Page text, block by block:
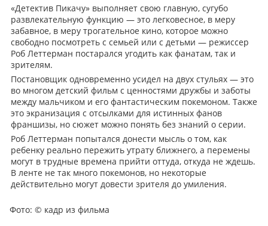
«Детектив Пикачу» выполняет свою главную, сугубо
развлекательную функцию — это легковесное, в меру
забавное, в меру трогательное кино, которое можно
свободно посмотреть с семьей или с детьми — режиссер
Роб Леттерман постарался угодить как фанатам, так и
зрителям.
Постановщик одновременно усидел на двух стульях — это
во многом детский фильм с ценностями дружбы и заботы
между мальчиком и его фантастическим покемоном. Также
это экранизация с отсылками для истинных фанов
франшизы, но сюжет можно понять без знаний о серии.
Роб Леттерман попытался донести мысль о том, как
ребенку реально пережить утрату ближнего, а перемены
могут в трудные времена прийти оттуда, откуда не ждешь.
В ленте не так много покемонов, но некоторые
действительно могут довести зрителя до умиления.
Фото: © кадр из фильма